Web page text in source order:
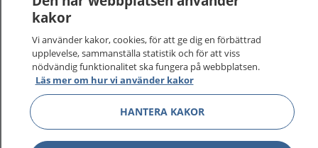
1177 –tryggt om din hälsa och vård
På 1177.se får du råd om hälsa och information om
sjukdomar och vilka mottagningar du kan kontakta.
Logga in för att läsa din journal och göra dina
vårdärenden. Ring telefonnummer 1177 för
sjukvårdsrådgivning dygnet runt.
1177 ger dig råd när du vill må bättre.
kakor
Vi använder kakor, cookies, för att ge dig en förbättrad
upplevelse, sammanställa statistik och för att viss
nödvändig funktionalitet ska fungera på webbplatsen.
Läs mer om hur vi använder kakor
HANTERA KAKOR